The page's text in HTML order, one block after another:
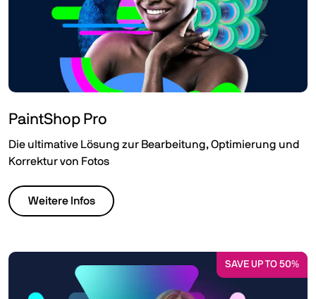
PaintShop Pro
Die ultimative Lösung zur Bearbeitung, Optimierung und
Korrektur von Fotos
Weitere Infos
SAVE UP TO 50%